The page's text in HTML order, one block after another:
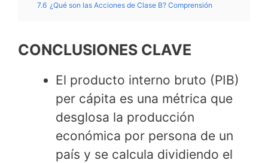
7.6 ¿Qué son las Acciones de Clase B? Comprensión
CONCLUSIONES CLAVE
El producto interno bruto (PIB)
per cápita es una métrica que
desglosa la producción
económica por persona de un
país y se calcula dividiendo el